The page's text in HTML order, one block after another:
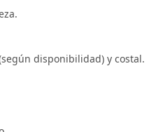
disponibilidad) y costal.